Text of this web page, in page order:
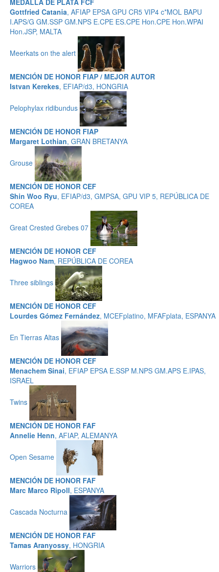
MEDALLA DE PLATA FCF
Gottfried Catania, AFIAP EPSA GPU CR5 VIP4 c*MOL BAPU
I.APS/G GM.SSP GM.NPS E.CPE ES.CPE Hon.CPE Hon.WPAI
Hon.JSP, MALTA
Meerkats on the alert
MENCIÓN DE HONOR FIAP / MEJOR AUTOR
Istvan Kerekes, EFIAP/d3, HONGRIA
Pelophylax ridibundus
MENCIÓN DE HONOR FIAP
Margaret Lothian, GRAN BRETANYA
Grouse
MENCIÓN DE HONOR CEF
Shin Woo Ryu, EFIAP/d3, GMPSA, GPU VIP 5, REPÚBLICA DE
COREA
Great Crested Grebes 07
MENCIÓN DE HONOR CEF
Hagwoo Nam, REPÚBLICA DE COREA
Three siblings
MENCIÓN DE HONOR CEF
Lourdes Gómez Fernández, MCEFplatino, MFAFplata, ESPANYA
En Tierras Altas
MENCIÓN DE HONOR CEF
Menachem Sinai, EFIAP EPSA E.SSP M.NPS GM.APS E.IPAS,
ISRAEL
Twins
MENCIÓN DE HONOR FAF
Annelie Henn, AFIAP, ALEMANYA
Open Sesame
MENCIÓN DE HONOR FAF
Marc Marco Ripoll, ESPANYA
Cascada Nocturna
MENCIÓN DE HONOR FAF
Tamas Aranyossy, HONGRIA
Warriors